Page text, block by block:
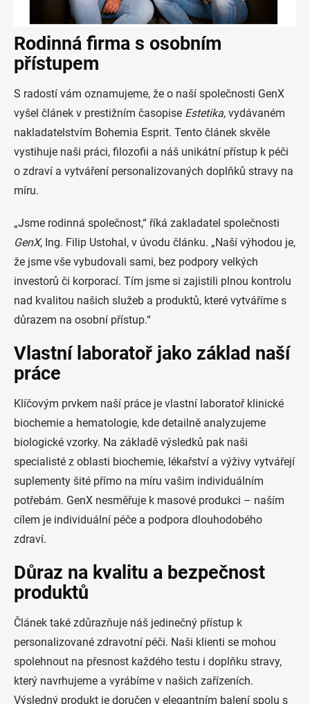
Rodinná firma s osobním
přístupem
S radostí vám oznamujeme, že o naší společnosti GenX
vyšel článek v prestižním časopise Estetika, vydávaném
nakladatelstvím Bohemia Esprit. Tento článek skvěle
vystihuje naši práci, filozofii a náš unikátní přístup k péči
o zdraví a vytváření personalizovaných doplňků stravy na
míru.
„Jsme rodinná společnost,“ říká zakladatel společnosti
GenX, Ing. Filip Ustohal, v úvodu článku. „Naší výhodou je,
že jsme vše vybudovali sami, bez podpory velkých
investorů či korporací. Tím jsme si zajistili plnou kontrolu
nad kvalitou našich služeb a produktů, které vytváříme s
důrazem na osobní přístup.“
Vlastní laboratoř jako základ naší
práce
Klíčovým prvkem naší práce je vlastní laboratoř klinické
biochemie a hematologie, kde detailně analyzujeme
biologické vzorky. Na základě výsledků pak naši
specialisté z oblasti biochemie, lékařství a výživy vytvářejí
suplementy šité přímo na míru vašim individuálním
potřebám. GenX nesměřuje k masové produkci – naším
cílem je individuální péče a podpora dlouhodobého
zdraví.
Důraz na kvalitu a bezpečnost
produktů
Článek také zdůrazňuje náš jedinečný přístup k
personalizované zdravotní péči. Naši klienti se mohou
spolehnout na přesnost každého testu i doplňku stravy,
který navrhujeme a vyrábíme v našich zařízeních.
Výsledný produkt je doručen v elegantním balení spolu s